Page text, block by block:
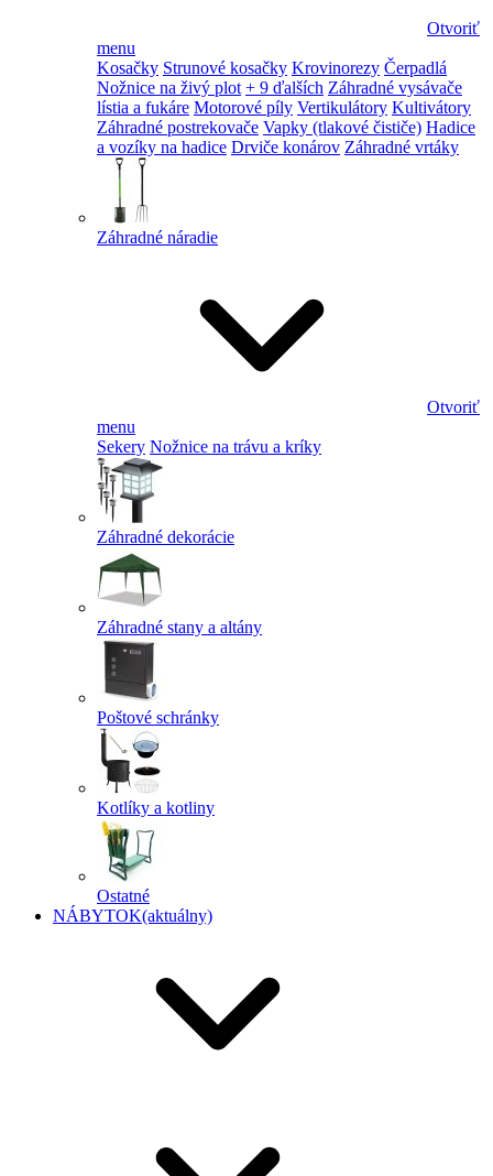
Otvoriť
menu
Kosačky Strunové kosačky Krovinorezy Čerpadlá
Nožnice na živý plot + 9 ďalších Záhradné vysávače
lístia a fukáre Motorové píly Vertikulátory Kultivátory
Záhradné postrekovače Vapky (tlakové čističe) Hadice
a vozíky na hadice Drviče konárov Záhradné vrtáky
Záhradné náradie
Otvoriť
menu
Sekery Nožnice na trávu a kríky
Záhradné dekorácie
Záhradné stany a altány
Poštové schránky
Kotlíky a kotliny
Ostatné
NÁBYTOK(aktuálny)